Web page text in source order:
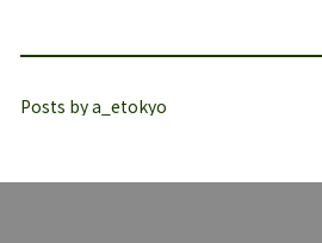
Posts by a_etokyo